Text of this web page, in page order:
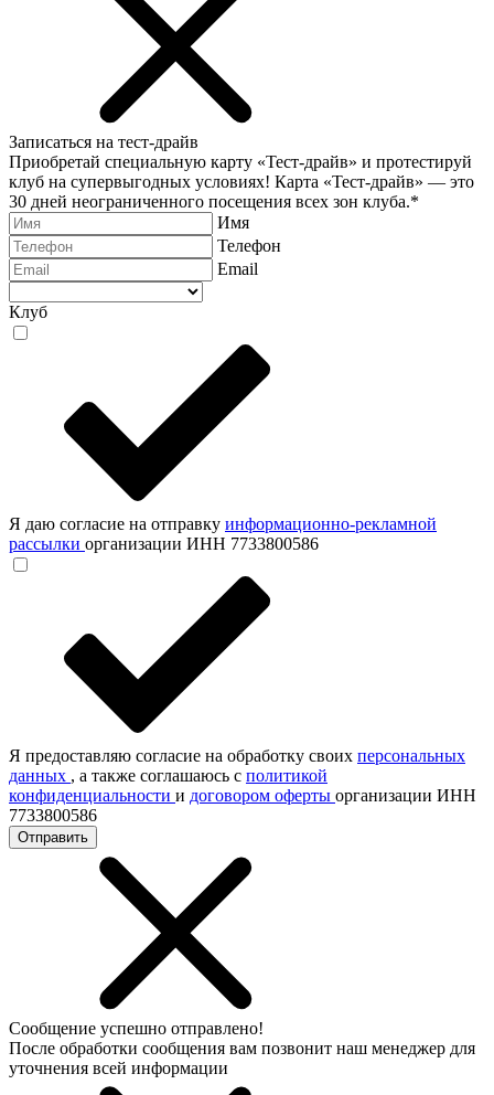
Записаться на тест-драйв
Приобретай специальную карту «Тест-драйв» и протестируй
клуб на супервыгодных условиях! Карта «Тест-драйв» — это
30 дней неограниченного посещения всех зон клуба.*
Имя
Телефон
Email
Клуб
Я даю согласие на отправку информационно-рекламной
рассылки организации ИНН 7733800586
Я предоставляю согласие на обработку своих персональных
данных , а также соглашаюсь с политикой
конфиденциальности и договором оферты организации ИНН
7733800586
Отправить
Сообщение успешно отправлено!
После обработки сообщения вам позвонит наш менеджер для
уточнения всей информации